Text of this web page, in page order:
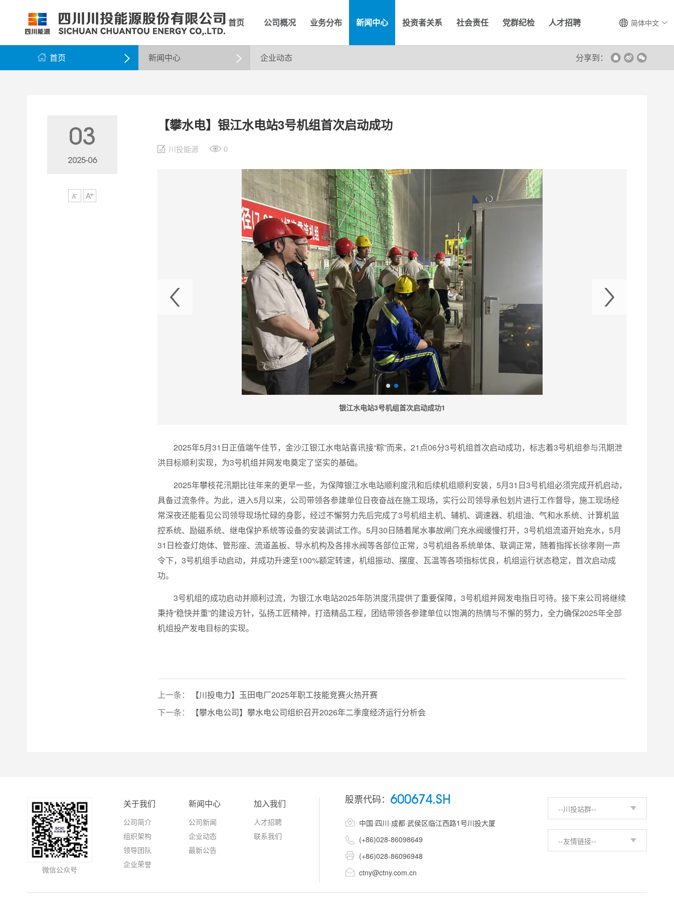
简体中文
首页 公司概况 业务分布 新闻中心 投资者关系 社会责任 党群纪检 人才招聘
公司简介 组织架构 领导团队 企业荣誉
公司新闻 企业动态 公示公告
公司资料 股票信息 最新公告 公司邮箱
党群工作 纪检监察
 首页  新闻中心  企业动态 分享到：
03
2025-06
【攀水电】银江水电站3号机组首次启动成功
川投能源 0
银江水电站3号机组首次启动成功1
2025年5月31日正值端午佳节，金沙江银江水电站喜讯接“粽”而来，21点06分3号机组首次启动成功，标志着3号机组参与汛期泄
洪目标顺利实现，为3号机组并网发电奠定了坚实的基础。
2025年攀枝花汛期比往年来的更早一些，为保障银江水电站顺利度汛和后续机组顺利安装，5月31日3号机组必须完成开机启动，
具备过流条件。为此，进入5月以来，公司带领各参建单位日夜奋战在施工现场，实行公司领导承包划片进行工作督导，施工现场经
常深夜还能看见公司领导现场忙碌的身影，经过不懈努力先后完成了3号机组主机、辅机、调速器、机组油、气和水系统、计算机监
控系统、励磁系统、继电保护系统等设备的安装调试工作。5月30日随着尾水事故闸门充水阀缓慢打开，3号机组流道开始充水，5月
31日检查灯炮体、管形座、流道盖板、导水机构及各排水阀等各部位正常，3号机组各系统单体、联调正常，随着指挥长徐孝刚一声
令下，3号机组手动启动，并成功升速至100%额定转速，机组振动、摆度、瓦温等各项指标优良，机组运行状态稳定，首次启动成
功。
3号机组的成功启动并顺利过流，为银江水电站2025年防洪度汛提供了重要保障，3号机组并网发电指日可待。接下来公司将继续
秉持“稳快并重”的建设方针，弘扬工匠精神，打造精品工程，团结带领各参建单位以饱满的热情与不懈的努力，全力确保2025年全部
机组投产发电目标的实现。
上一条：
【川投电力】玉田电厂2025年职工技能竞赛火热开赛
下一条：
【攀水电公司】攀水电公司组织召开2026年二季度经济运行分析会
微信公众号
关于我们
公司简介
组织架构
领导团队
企业荣誉
新闻中心
公司新闻
企业动态
最新公告
加入我们
人才招聘
联系我们
股票代码： 600674.SH
 中国·四川·成都·武侯区临江西路1号川投大厦
 (+86)028-86098649
 (+86)028-86096948
 ctny@ctny.com.cn
--川投站群--
--友情链接--